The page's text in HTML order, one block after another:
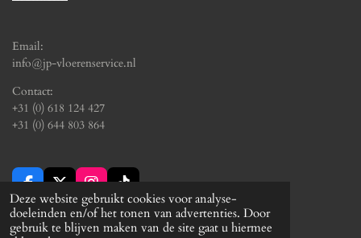
Deze website gebruikt cookies voor analyse-
doeleinden en/of het tonen van advertenties. Door
gebruik te blijven maken van de site gaat u hiermee
Email:
info@jp-vloerenservice.nl
Contact:
+31 (0) 618 124 427
+31 (0) 644 803 864
a
c
e
I
n
s
t
i
k
T
© 2024 - 2026 JP Vloerenservice